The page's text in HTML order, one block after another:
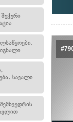
სავალი